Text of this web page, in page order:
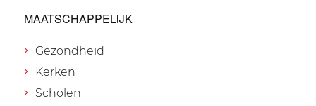
MAATSCHAPPELIJK
Gezondheid
Kerken
Scholen